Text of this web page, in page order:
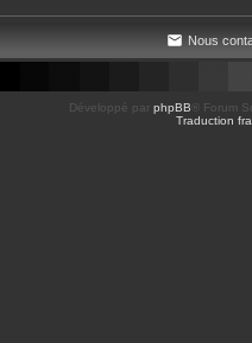
Nous
Développé par phpBB ® Forum
Traduction